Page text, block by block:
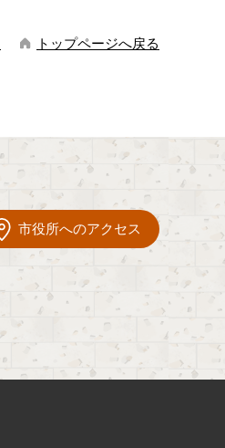
トップページへ戻る
市役所へのアクセス